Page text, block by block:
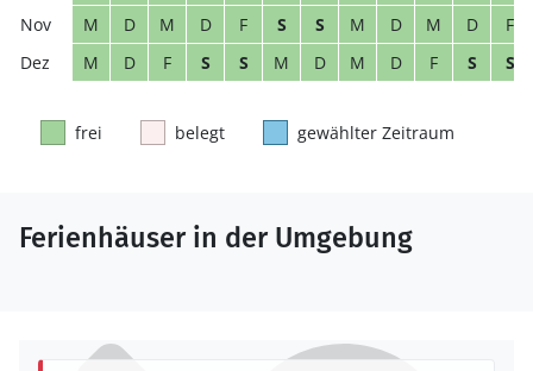
M
D M D F S S M D M D
F
M
D F S S M D M D F S S
frei belegt gewählter Zeitraum
Ferienhäuser in der Umgebung